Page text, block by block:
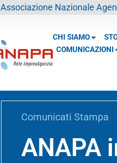
Associazione Nazionale
CHI SIAMO
COMUNICAZIONI
Comunicati Stampa
ANAPA